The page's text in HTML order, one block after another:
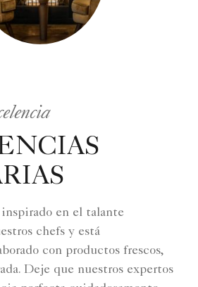
en el talante
chefs y está
con productos frescos,
Deje que nuestros expertos